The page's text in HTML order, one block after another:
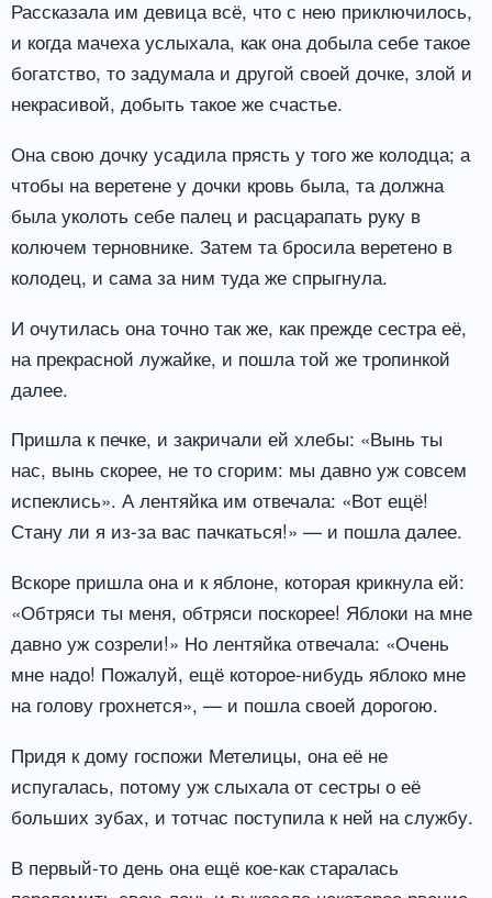
Рассказала им девица всё, что с нею приключилось,
и когда мачеха услыхала, как она добыла себе такое
богатство, то задумала и другой своей дочке, злой и
некрасивой, добыть такое же счастье.
Она свою дочку усадила прясть у того же колодца; а
чтобы на веретене у дочки кровь была, та должна
была уколоть себе палец и расцарапать руку в
колючем терновнике. Затем та бросила веретено в
колодец, и сама за ним туда же спрыгнула.
И очутилась она точно так же, как прежде сестра её,
на прекрасной лужайке, и пошла той же тропинкой
далее.
Пришла к печке, и закричали ей хлебы: «Вынь ты
нас, вынь скорее, не то сгорим: мы давно уж совсем
испеклись». А лентяйка им отвечала: «Вот ещё!
Стану ли я из-за вас пачкаться!» — и пошла далее.
Вскоре пришла она и к яблоне, которая крикнула ей:
«Обтряси ты меня, обтряси поскорее! Яблоки на мне
давно уж созрели!» Но лентяйка отвечала: «Очень
мне надо! Пожалуй, ещё которое-нибудь яблоко мне
на голову грохнется», — и пошла своей дорогою.
Придя к дому госпожи Метелицы, она её не
испугалась, потому уж слыхала от сестры о её
больших зубах, и тотчас поступила к ней на службу.
В первый-то день она ещё кое-как старалась